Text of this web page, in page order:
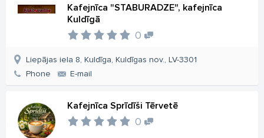
Kafejnīca "STABURADZE", kafejnīca
Kuldīgā
0
Liepājas iela 8, Kuldīga, Kuldīgas nov., LV-3301
Phone
E-mail
Kafejnīca Sprīdīši Tērvetē
0